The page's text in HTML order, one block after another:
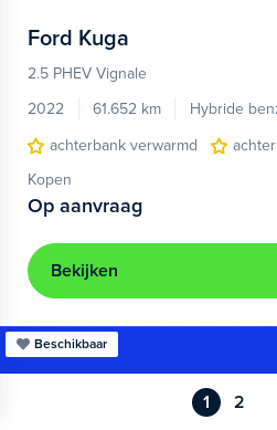
Ford Kuga
2.5 PHEV Vignale
2022
61.652 km Hybride
achterbank verwarmd
Kopen
Op aanvraag
Bekijken
Beschikbaar
1 2